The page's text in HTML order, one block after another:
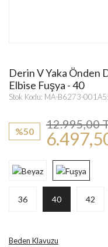
Derin V Yaka Önden
Elbise Fuşya - 40
Stok Kodu: MA-B6273-
%50
12.995,00
36 40 42
Beden Klavuzu